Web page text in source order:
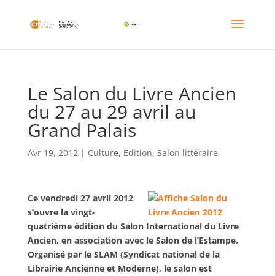
Le Salon du Livre Ancien
du 27 au 29 avril au
Grand Palais
Avr 19, 2012| Culture, Edition, Salon littéraire
Ce vendredi 27 avril 2012
s’ouvre la vingt-
quatrième édition du Salon International du Livre
Ancien, en association avec le Salon de l’Estampe.
Organisé par le SLAM (Syndicat national de la
Librairie Ancienne et Moderne), le salon est